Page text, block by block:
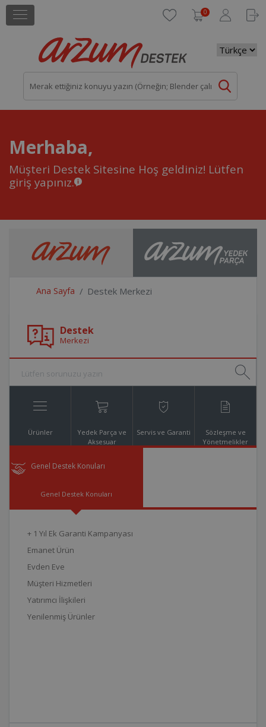
0
Merhaba,
Müşteri Destek Sitesine Hoş geldiniz! Lütfen
giriş yapınız.
Ana Sayfa Destek Merkezi
Destek
Merkezi
Ürünler
Yedek Parça ve
Aksesuar
Servis ve Garanti
Sözleşme ve
Yönetmelikler
Genel Destek Konuları
Genel Destek Konuları
+ 1 Yıl Ek Garanti Kampanyası
Emanet Ürün
Evden Eve
Müşteri Hizmetleri
Yatırımcı İlişkileri
Yenilenmiş Ürünler